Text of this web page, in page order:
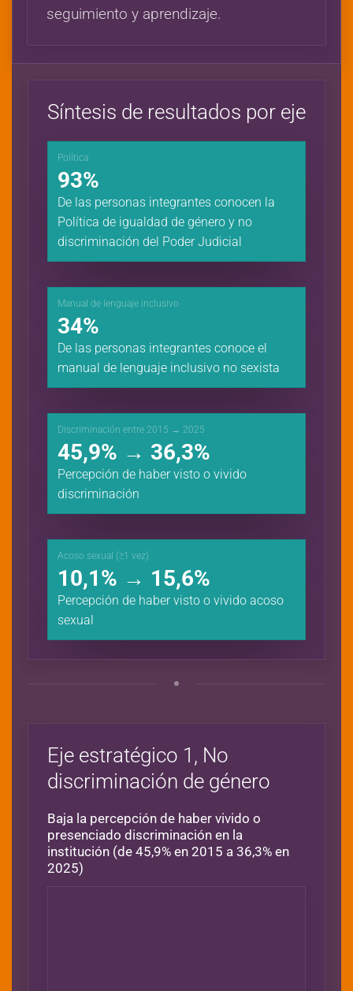
seguimiento y aprendizaje.
Síntesis de resultados por eje
Política
93%
De las personas integrantes conocen la
Política de igualdad de género y no
discriminación del Poder Judicial
Manual de lenguaje inclusivo
34%
De las personas integrantes conoce el
manual de lenguaje inclusivo no sexista
Discriminación entre 2015 → 2025
45,9% → 36,3%
Percepción de haber visto o vivido
discriminación
Acoso sexual (≥1 vez)
10,1% → 15,6%
Percepción de haber visto o vivido acoso
sexual
Eje estratégico 1, No
discriminación de género
Baja la percepción de haber vivido o
presenciado discriminación en la
institución (de 45,9% en 2015 a 36,3% en
2025)